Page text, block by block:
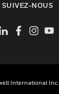
SUIVEZ-NOUS
International Inc.